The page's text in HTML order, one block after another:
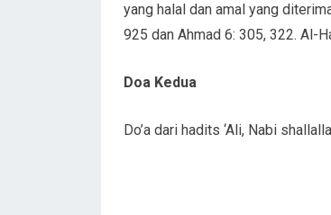
yang halal dan amal yang
925 dan Ahmad 6: 305, 322. Al-
Doa Kedua
Do’a dari hadits ‘Ali, Nabi